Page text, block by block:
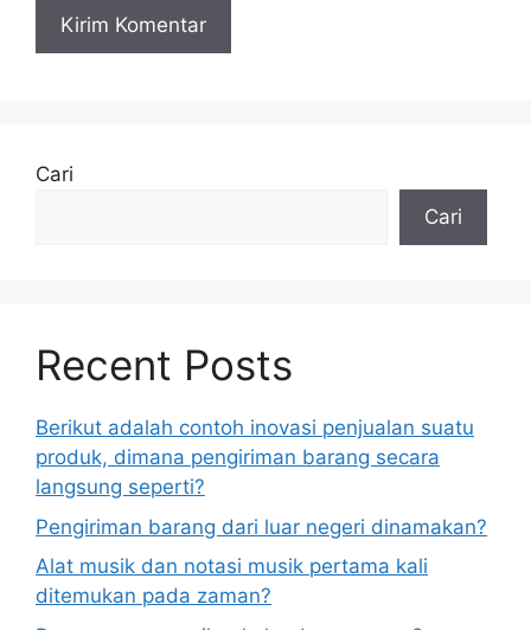
Cari
Cari
Recent Posts
Berikut adalah contoh inovasi penjualan suatu
produk, dimana pengiriman barang secara
langsung seperti?
Pengiriman barang dari luar negeri dinamakan?
Alat musik dan notasi musik pertama kali
ditemukan pada zaman?